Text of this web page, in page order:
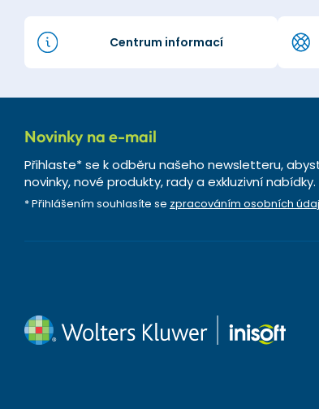
Centrum informací
Novinky na e-mail
Přihlaste* se k odběru našeho newsletteru,
novinky, nové produkty, rady a exkluzivní nabídky.
* Přihlášením souhlasíte se zpracováním osobních